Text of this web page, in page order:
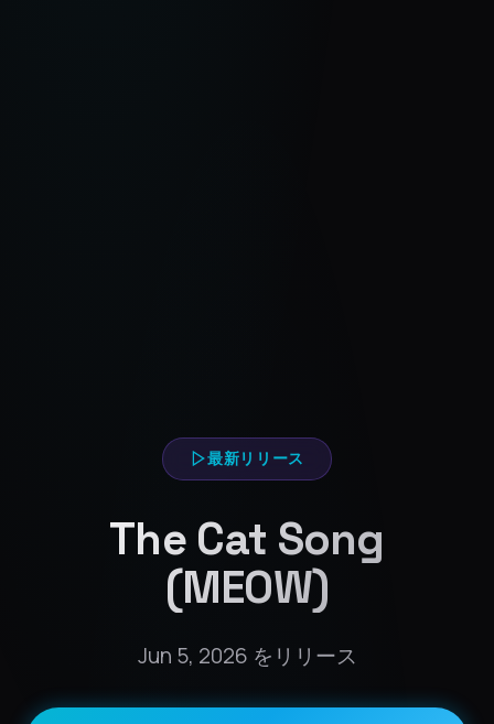
最新リリース
The Cat Song
(MEOW)
Jun 5, 2026 をリリース